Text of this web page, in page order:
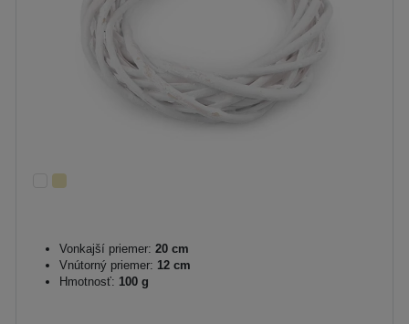
Vonkajší priemer: 20 cm
Vnútorný priemer: 12 cm
Hmotnosť: 100 g